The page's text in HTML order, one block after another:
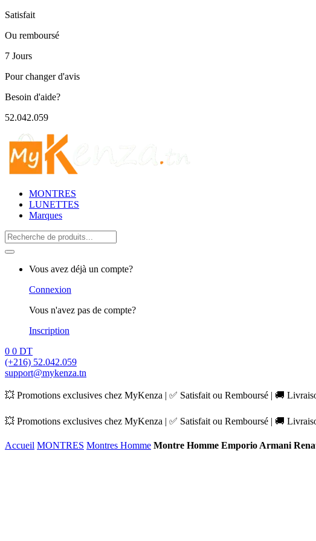
Satisfait
Ou remboursé
7 Jours
Pour changer d'avis
Besoin d'aide?
52.042.059
MONTRES
LUNETTES
Marques
Search
for:
Vous avez déjà un compte?
Connexion
Vous n'avez pas de compte?
Inscription
0 0 DT
(+216) 52.042.059
support@mykenza.tn
💥 Promotions exclusives chez MyKenza | ✅ Satisfait ou Remboursé | 🚚
💥 Promotions exclusives chez MyKenza | ✅ Satisfait ou Remboursé | 🚚
Accueil MONTRES Montres Homme Montre Homme Emporio Armani